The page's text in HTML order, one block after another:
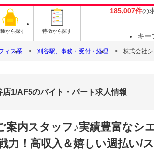
から探す 特徴から探す
185,007件の
キー
ィス系 刈谷駅、事務・受付・経理 株式会社
1/AF5のバイト・パート求人情報
内スタッフ♪実績豊富なシ
！高収入＆嬉しい週払い/